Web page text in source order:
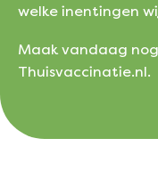
welke inentingen
Maak vandaag
Thuisvaccinatie.nl.